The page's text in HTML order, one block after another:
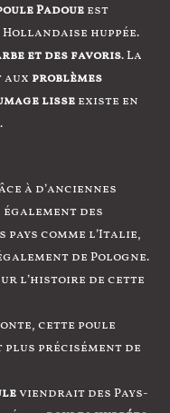
Padoue est
huppée.
et des favoris. La
aux problèmes
lisse existe en
à d’anciennes
des
comme l’Italie,
de Pologne.
l’histoire de cette
cette poule
précisément de
viendrait des Pays-